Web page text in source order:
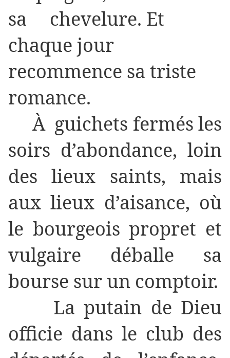
sa chevelure. Et
chaque jour
recommence sa triste
romance.
À guichets fermés les
soirs d’abondance, loin
des lieux saints, mais
aux lieux d’aisance, où
le bourgeois propret et
vulgaire déballe sa
bourse sur un comptoir.
La putain de Dieu
officie dans le club des